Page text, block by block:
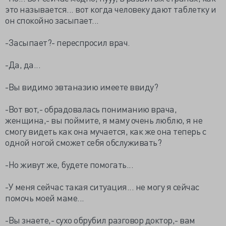
это называется... вот когда человеку дают таблетку и
он спокойно засыпает...
-Засыпает?- переспросил врач.
-Да, да...
-Вы видимо эвтаназию имеете ввиду?
-Вот вот,- обрадовалась пониманию врача,
женщина,- вы поймите, я маму очень люблю, я не
смогу видеть как она мучается, как же она теперь с
одной ногой сможет себя обслуживать?
-Но живут же, будете помогать...
-У меня сейчас такая ситуация... не могу я сейчас
помочь моей маме...
-Вы знаете,- сухо обрубил разговор доктор,- вам